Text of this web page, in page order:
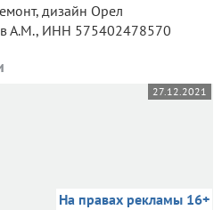
А.М., ИНН 575402478570
27.12.2021
На правах рекламы 16+